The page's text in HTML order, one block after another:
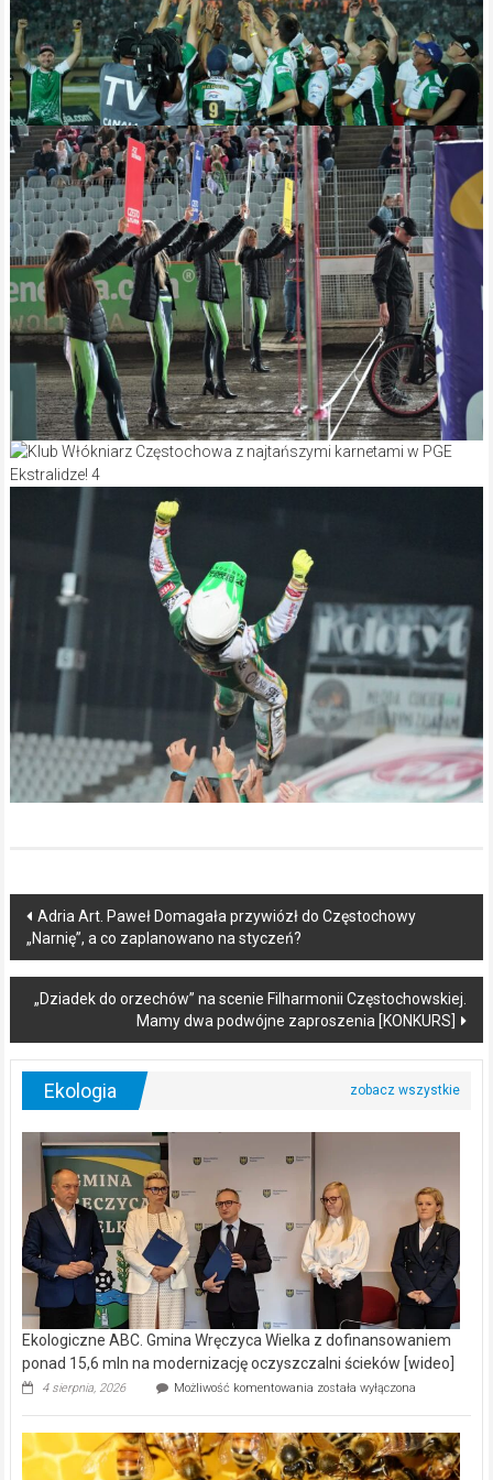
Post
navigation
Adria Art. Paweł Domagała przywiózł do Częstochowy
„Narnię”, a co zaplanowano na styczeń?
„Dziadek do orzechów” na scenie Filharmonii Częstochowskiej.
Mamy dwa podwójne zaproszenia [KONKURS]
Ekologia
Ekologiczne ABC. Gmina Wręczyca Wielka z dofinansowaniem
ponad 15,6 mln na modernizację oczyszczalni ścieków [wideo]
4 sierpnia, 2026 Możliwość komentowania Ekologiczne
Wręczyca
Wielka
z
została wyłączona